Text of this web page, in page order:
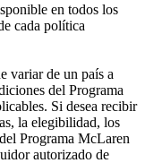
en todos los
cada política
variar de un país a
del Programa
Si desea recibir
la elegibilidad, los
Programa McLaren
autorizado de